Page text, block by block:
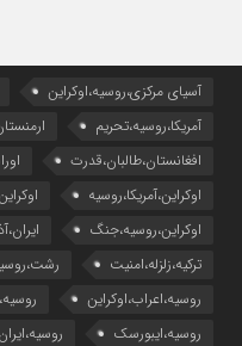
آسیای مرکزی،روسیه،اوکراین
آمریکا،روسیه،تحریم
افغانستان،طالبان،قدرت
اوکراین،آمریکا،روسیه
اوکراین،روسیه،جنگ
ترکیه،زلزله،امنیت
روسیه،اعراب،اوکراین
روسیه،ایبورسک
روسیه،ایران